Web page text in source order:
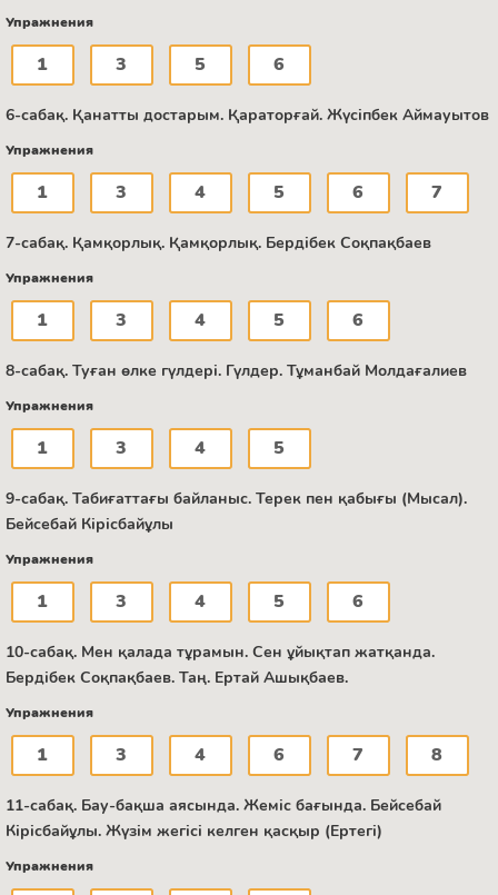
Упражнения
1 3 5 6
6-сабақ. Қанатты достарым. Қараторғай. Жүсіпбек Аймауытов
Упражнения
1 3 4 5 6 7
7-сабақ. Қамқорлық. Қамқорлық. Бердібек Соқпақбаев
Упражнения
1 3 4 5 6
8-сабақ. Туған өлке гүлдері. Гүлдер. Тұманбай Молдағалиев
Упражнения
1 3 4 5
9-сабақ. Табиғаттағы байланыс. Терек пен қабығы (Мысал).
Бейсебай Кірісбайұлы
Упражнения
1 3 4 5 6
10-сабақ. Мен қалада тұрамын. Сен ұйықтап жатқанда.
Бердібек Соқпақбаев. Таң. Ертай Ашықбаев.
Упражнения
1 3 4 6 7 8
11-сабақ. Бау-бақша аясында. Жеміс бағында. Бейсебай
Кірісбайұлы. Жүзім жегісі келген қасқыр (Ертегі)
Упражнения